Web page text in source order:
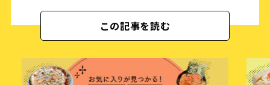
この記事を読む